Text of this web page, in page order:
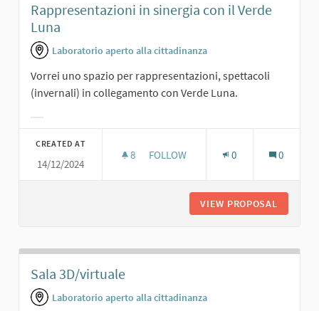
Rappresentazioni in sinergia con il Verde
Luna
Laboratorio aperto alla cittadinanza
Vorrei uno spazio per rappresentazioni, spettacoli
(invernali) in collegamento con Verde Luna.
CREATED AT
14/12/2024
8 8 FOLLOWERS
FOLLOW 0 0
VIEW PROPOSAL
Sala 3D/virtuale
Laboratorio aperto alla cittadinanza